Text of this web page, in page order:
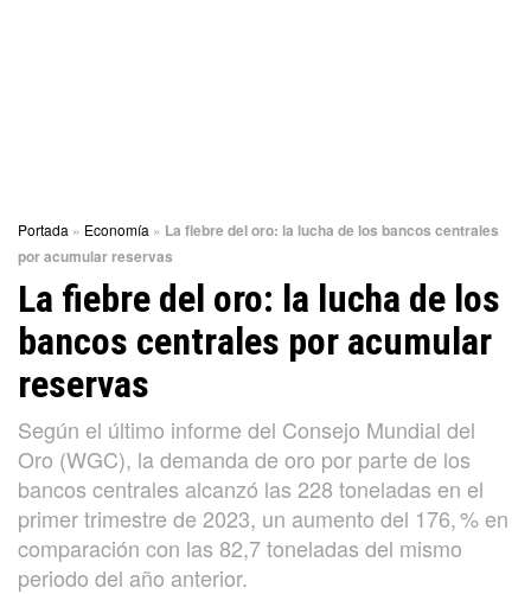
Portada » Economía » La fiebre del oro: la lucha de los bancos centrales
por acumular reservas
La fiebre del oro: la lucha de los
bancos centrales por acumular
reservas
Según el último informe del Consejo Mundial del
Oro (WGC), la demanda de oro por parte de los
bancos centrales alcanzó las 228 toneladas en el
primer trimestre de 2023, un aumento del 176, % en
comparación con las 82,7 toneladas del mismo
periodo del año anterior.